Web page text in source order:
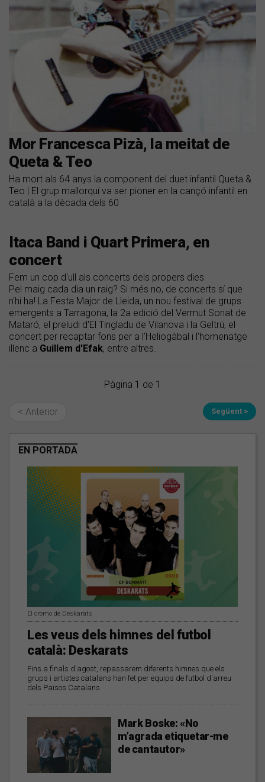
Mor Francesca Pizà, la meitat de
Queta & Teo
Ha mort als 64 anys la component del duet infantil Queta &
Teo | El grup mallorquí va ser pioner en la cançó infantil en
català a la dècada dels 60
Itaca Band i Quart Primera, en
concert
Fem un cop d'ull als concerts dels propers dies
Pel maig cada dia un raig? Si més no, de concerts sí que
n'hi ha! La Festa Major de Lleida, un nou festival de grups
emergents a Tarragona, la 2a edició del Vermut Sonat de
Mataró, el preludi d'El Tingladu de Vilanova i la Geltrú, el
concert per recaptar fons per a l'Heliogàbal i l'homenatge
illenc a Guillem d'Efak, entre altres.
Pàgina 1 de 1
< Anterior Següent >
EN PORTADA
El cromo de Deskarats
Les veus dels himnes del futbol
català: Deskarats
Fins a finals d'agost, repassarem diferents himnes que els
grups i artistes catalans han fet per equips de futbol d'arreu
dels Països Catalans
Mark Boske: «No
m’agrada etiquetar-me
de cantautor»